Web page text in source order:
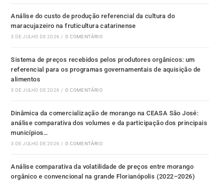
Análise do custo de produção referencial da cultura do
maracujazeiro na fruticultura catarinense
3 DE JULHO DE 2026 / 0 COMENTÁRIO
Sistema de preços recebidos pelos produtores orgânicos: um
referencial para os programas governamentais de aquisição de
alimentos
3 DE JULHO DE 2026 / 0 COMENTÁRIO
Dinâmica da comercialização de morango na CEASA São José:
análise comparativa dos volumes e da participação dos principais
municípios…
3 DE JULHO DE 2026 / 0 COMENTÁRIO
Análise comparativa da volatilidade de preços entre morango
orgânico e convencional na grande Florianópolis (2022–2026)